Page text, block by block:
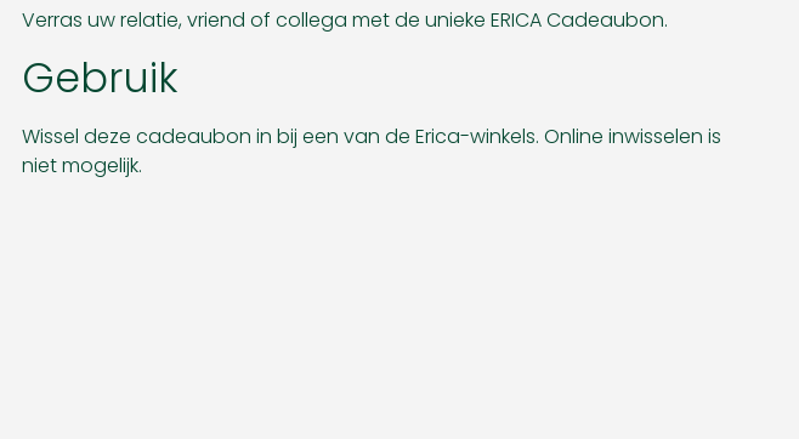
Verras uw relatie, vriend of collega met de unieke ERICA Cadeaubon.
Gebruik
Wissel deze cadeaubon in bij een van de Erica-winkels. Online inwisselen is
niet mogelijk.